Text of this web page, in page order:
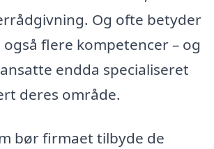
Og ofte betyder
flere kompetencer – og
endda specialiseret
deres område.
bør firmaet tilbyde de